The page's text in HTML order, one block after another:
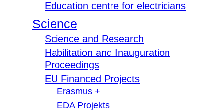
Education centre for electricians
Science
Science and Research
Habilitation and Inauguration
Proceedings
EU Financed Projects
Erasmus +
EDA Projekts